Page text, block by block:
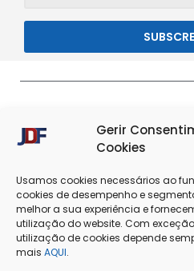
Gerir
Cookies
Usamos cookies necessários ao
cookies de desempenho e
melhor a sua experiência e
utilização do website. Com
utilização de cookies depende
mais AQUI.
Termos & Condições
Política de Cookies